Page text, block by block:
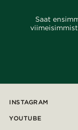
Saat
INSTAGRAM
YOUTUBE